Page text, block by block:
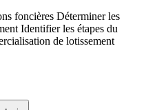
foncières Déterminer les
Identifier les étapes du
de lotissement